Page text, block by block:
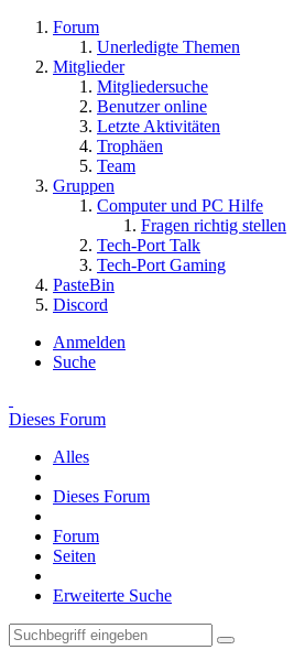
Forum
Unerledigte Themen
Mitglieder
Mitgliedersuche
Benutzer online
Letzte Aktivitäten
Trophäen
Team
Gruppen
Computer und PC Hilfe
Fragen richtig stellen
Tech-Port Talk
Tech-Port Gaming
PasteBin
Discord
Anmelden
Suche
Dieses Forum
Alles
Dieses Forum
Forum
Seiten
Erweiterte Suche